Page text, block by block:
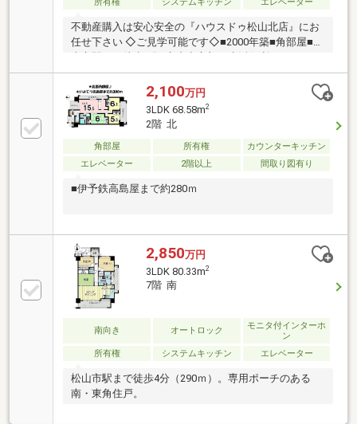
所有権 システムキッチン エレベーター
不動産購入は安心安全の『ハウスドゥ松山北店』にお
任せ下さい ◇ご見学可能です◇■2000年築■角部屋■松
2,100万円
3LDK 68.58m2
2階 北
角部屋 所有権
カウンターキッチン
エレベーター
2階以上 間取り図有り
■伊予鉄高島屋まで約280ｍ
2,850万円
3LDK 80.33m2
7階 南
南向き オートロック
モニタ付インターホ
ン
所有権
システムキッチン エレベーター
松山市駅まで徒歩4分（290ｍ）。専用ポーチのある
南・東角住戸。